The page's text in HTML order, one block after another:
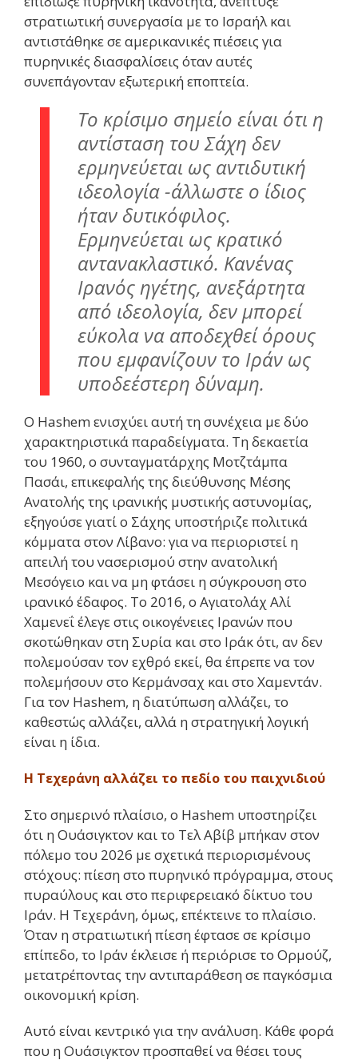
στρατιωτική συνεργασία με το Ισραήλ και
αντιστάθηκε σε αμερικανικές πιέσεις για
πυρηνικές διασφαλίσεις όταν αυτές
συνεπάγονταν εξωτερική εποπτεία.
Το κρίσιμο σημείο είναι ότι η
αντίσταση του Σάχη δεν
ερμηνεύεται ως αντιδυτική
ιδεολογία -άλλωστε ο ίδιος
ήταν δυτικόφιλος.
Ερμηνεύεται ως κρατικό
αντανακλαστικό. Κανένας
Ιρανός ηγέτης, ανεξάρτητα
από ιδεολογία, δεν μπορεί
εύκολα να αποδεχθεί όρους
που εμφανίζουν το Ιράν ως
υποδεέστερη δύναμη.
Ο Hashem ενισχύει αυτή τη συνέχεια με δύο
χαρακτηριστικά παραδείγματα. Τη δεκαετία
του 1960, ο συνταγματάρχης Μοτζτάμπα
Πασάι, επικεφαλής της διεύθυνσης Μέσης
Ανατολής της ιρανικής μυστικής αστυνομίας,
εξηγούσε γιατί ο Σάχης υποστήριζε πολιτικά
κόμματα στον Λίβανο: για να περιοριστεί η
απειλή του νασερισμού στην ανατολική
Μεσόγειο και να μη φτάσει η σύγκρουση στο
ιρανικό έδαφος. Το 2016, ο Αγιατολάχ Αλί
Χαμενεΐ έλεγε στις οικογένειες Ιρανών που
σκοτώθηκαν στη Συρία και στο Ιράκ ότι, αν δεν
πολεμούσαν τον εχθρό εκεί, θα έπρεπε να τον
πολεμήσουν στο Κερμάνσαχ και στο Χαμεντάν.
Για τον Hashem, η διατύπωση αλλάζει, το
καθεστώς αλλάζει, αλλά η στρατηγική λογική
είναι η ίδια.
Η Τεχεράνη αλλάζει το πεδίο του παιχνιδιού
Στο σημερινό πλαίσιο, ο Hashem υποστηρίζει
ότι η Ουάσιγκτον και το Τελ Αβίβ μπήκαν στον
πόλεμο του 2026 με σχετικά περιορισμένους
στόχους: πίεση στο πυρηνικό πρόγραμμα, στους
πυραύλους και στο περιφερειακό δίκτυο του
Ιράν. Η Τεχεράνη, όμως, επέκτεινε το πλαίσιο.
Όταν η στρατιωτική πίεση έφτασε σε κρίσιμο
επίπεδο, το Ιράν έκλεισε ή περιόρισε το Ορμούζ,
μετατρέποντας την αντιπαράθεση σε παγκόσμια
οικονομική κρίση.
Αυτό είναι κεντρικό για την ανάλυση. Κάθε φορά
που η Ουάσιγκτον προσπαθεί να θέσει τους